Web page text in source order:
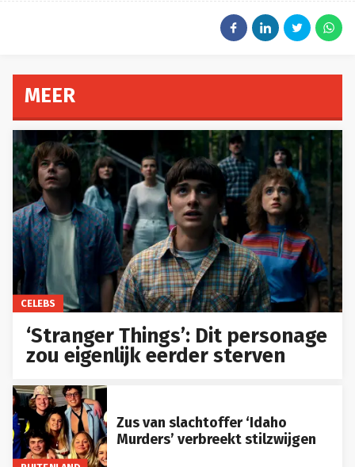
MEER
CELEBS
‘Stranger Things’: Dit personage
zou eigenlijk eerder sterven
Zus van slachtoffer ‘Idaho
Murders’ verbreekt stilzwijgen